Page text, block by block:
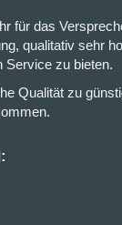
für das
qualitativ sehr
Service zu bieten.
Qualität zu